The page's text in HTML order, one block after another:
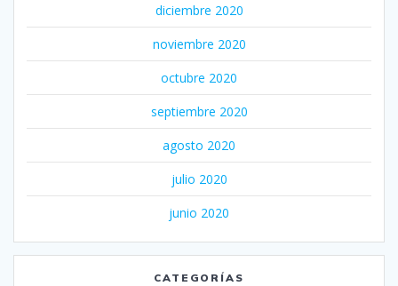
diciembre 2020
noviembre 2020
octubre 2020
septiembre 2020
agosto 2020
julio 2020
junio 2020
CATEGORÍAS